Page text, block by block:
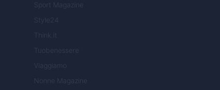
Sport Magazine
Style24
Think.it
Tuobenessere
Viaggiamo
Nonne Magazine